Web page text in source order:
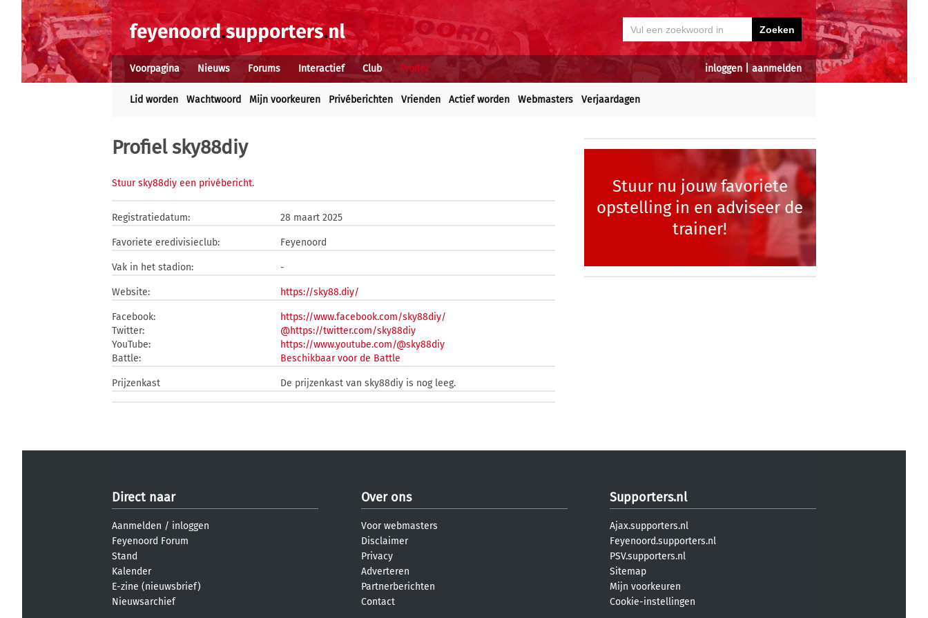
inloggen aanmelden
Voorpagina Nieuws Forums Interactief Club Profiel
Lid worden Wachtwoord Mijn voorkeuren Privéberichten Vrienden Actief worden Webmasters Verjaardagen
Profiel sky88diy
Stuur sky88diy een privébericht.
Registratiedatum: 28 maart 2025
Favoriete eredivisieclub: Feyenoord
Vak in het stadion: -
Website: https://sky88.diy/
Facebook:
https://www.facebook.com/sky88diy/
Twitter:
@https://twitter.com/sky88diy
YouTube:
https://www.youtube.com/@sky88diy
Battle:
Beschikbaar voor de Battle
Prijzenkast De prijzenkast van sky88diy is nog leeg.
Stuur nu jouw favoriete
opstelling in en adviseer de
trainer!
Direct naar
Aanmelden / inloggen
Feyenoord Forum
Stand
Kalender
E-zine (nieuwsbrief)
Nieuwsarchief
Over ons
Voor webmasters
Disclaimer
Privacy
Adverteren
Partnerberichten
Contact
Supporters.nl
Ajax.supporters.nl
Feyenoord.supporters.nl
PSV.supporters.nl
Sitemap
Mijn voorkeuren
Cookie-instellingen